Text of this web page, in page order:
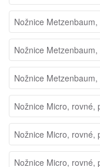
Nožnice
Nožnice
Nožnice
Nožnice Micro, rovné,
Nožnice Micro, rovné,
Nožnice Micro, rovné,